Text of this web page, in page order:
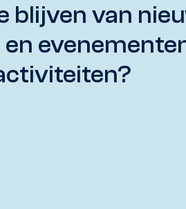
blijven van